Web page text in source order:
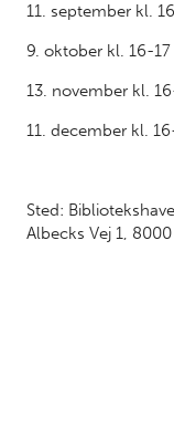
11. september kl.
9. oktober kl. 16-17
13. november kl.
11. december kl.
Sted:
Albecks Vej 1,